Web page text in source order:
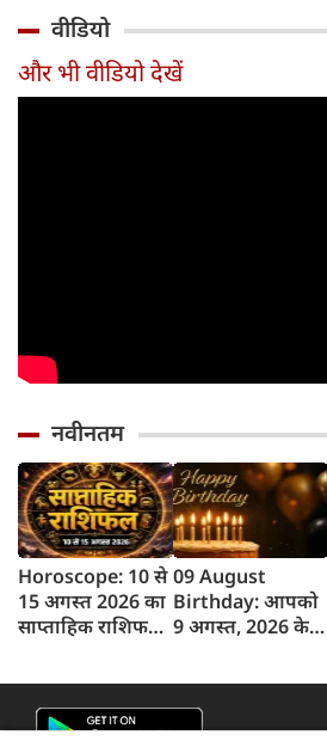
सावधान
का जन्म
वीडियो
और भी वीडियो देखें
नवीनतम
Horoscope: 10 से
15 अगस्त 2026 का
साप्ताहिक राशिफल,
नुकसान
09 August
Birthday: आपको
9 अगस्त, 2026 के